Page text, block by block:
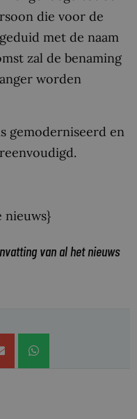
die voor de
met de naam
zal de benaming
worden
gemoderniseerd en
nieuws}
van al het nieuws